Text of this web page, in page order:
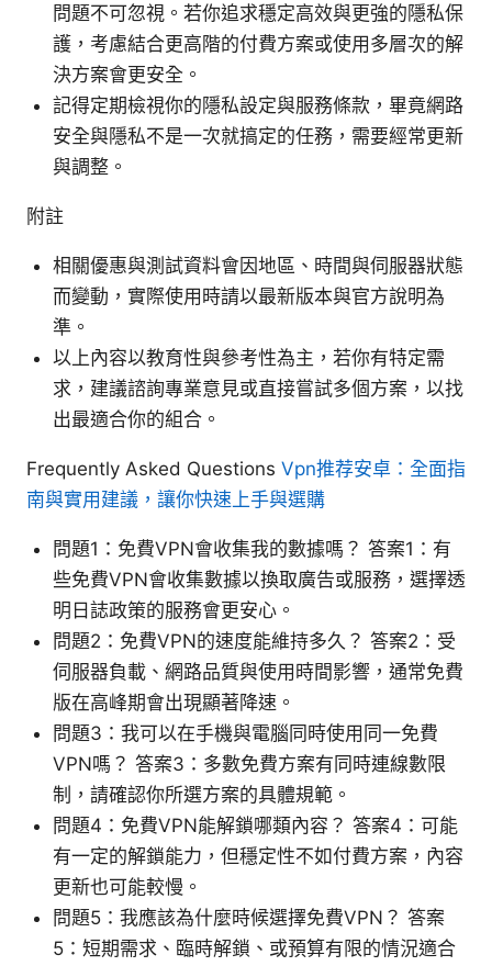
問題不可忽視。若你追求穩定高效與更強的隱私保
護，考慮結合更高階的付費方案或使用多層次的解
決方案會更安全。
記得定期檢視你的隱私設定與服務條款，畢竟網路
安全與隱私不是一次就搞定的任務，需要經常更新
與調整。
附註
相關優惠與測試資料會因地區、時間與伺服器狀態
而變動，實際使用時請以最新版本與官方說明為
準。
以上內容以教育性與參考性為主，若你有特定需
求，建議諮詢專業意見或直接嘗試多個方案，以找
出最適合你的組合。
Frequently Asked Questions Vpn推荐安卓：全面指
南與實用建議，讓你快速上手與選購
問題1：免費VPN會收集我的數據嗎？ 答案1：有
些免費VPN會收集數據以換取廣告或服務，選擇透
明日誌政策的服務會更安心。
問題2：免費VPN的速度能維持多久？ 答案2：受
伺服器負載、網路品質與使用時間影響，通常免費
版在高峰期會出現顯著降速。
問題3：我可以在手機與電腦同時使用同一免費
VPN嗎？ 答案3：多數免費方案有同時連線數限
制，請確認你所選方案的具體規範。
問題4：免費VPN能解鎖哪類內容？ 答案4：可能
有一定的解鎖能力，但穩定性不如付費方案，內容
更新也可能較慢。
問題5：我應該為什麼時候選擇免費VPN？ 答案
5：短期需求、臨時解鎖、或預算有限的情況適合